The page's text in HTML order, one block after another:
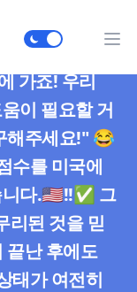
메
이런 점수
가죠! 우리
이 필요할 거
해주세요!" 😂
수를 미국에
니다.🇺🇸!!✅ 그
리된 것을 믿
끝난 후에도
태가 여전히